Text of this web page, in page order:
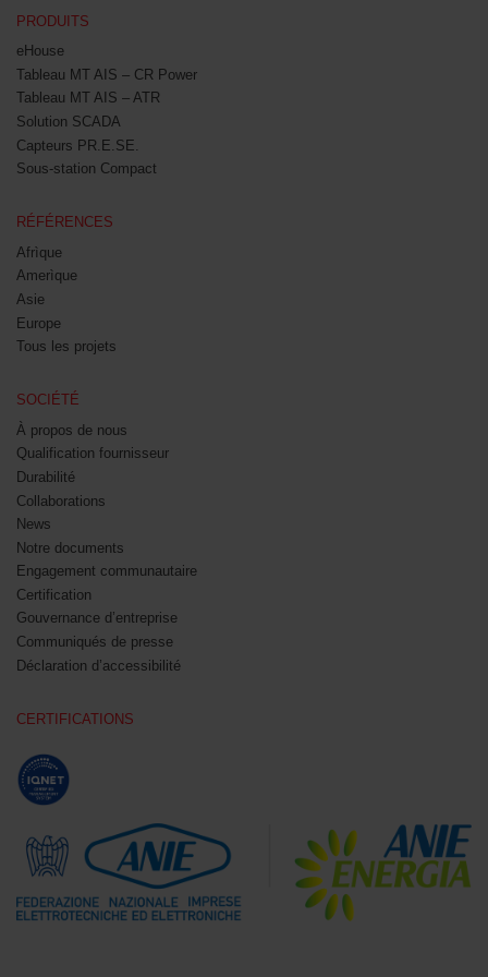
PRODUITS
eHouse
Tableau MT AIS – CR Power
Tableau MT AIS – ATR
Solution SCADA
Capteurs PR.E.SE.
Sous-station Compact
RÉFÉRENCES
Afrìque
Amerìque
Asie
Europe
Tous les projets
SOCIÉTÉ
À propos de nous
Qualification fournisseur
Durabilité
Collaborations
News
Notre documents
Engagement communautaire
Certification
Gouvernance d’entreprise
Communiqués de presse
Déclaration d’accessibilité
CERTIFICATIONS